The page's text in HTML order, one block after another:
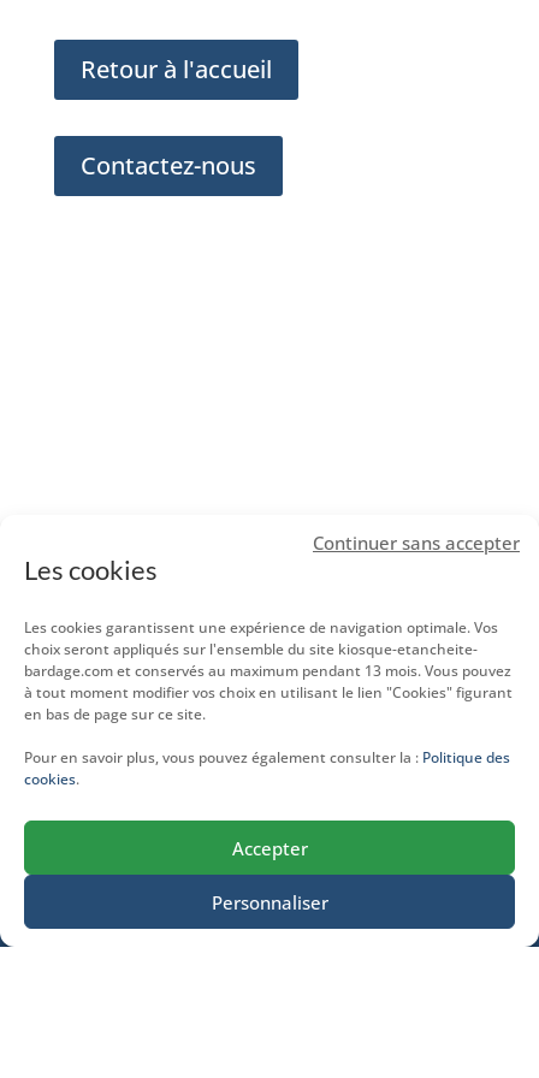
Les cookies
Les cookies garantissent une expérience de navigation optimale. Vos
choix seront appliqués sur l'ensemble du site kiosque-etancheite-
bardage.com et conservés au maximum pendant 13 mois. Vous pouvez
à tout moment modifier vos choix en utilisant le lien "Cookies" figurant
en bas de page sur ce site.
Pour en savoir plus, vous pouvez également consulter la : Politique des
cookies.
Accepter
Continuer sans accepter
Personnaliser
Retour à l'accueil
Contactez-nous
Nous contacter
Mentions légales
Protection des données personnelles
Comment installer notre application